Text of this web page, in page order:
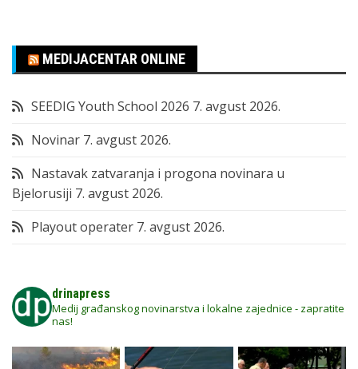
MEDIJACENTAR ONLINE
SEEDIG Youth School 2026 7. avgust 2026.
Novinar 7. avgust 2026.
Nastavak zatvaranja i progona novinara u
Bjelorusiji 7. avgust 2026.
Playout operater 7. avgust 2026.
drinapress
Medij građanskog novinarstva i lokalne zajednice - zapratite
nas!